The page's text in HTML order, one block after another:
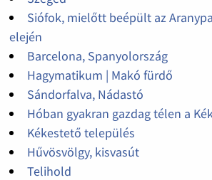
Siófok, mielőtt beépült az
elején
Barcelona, Spanyolország
Hagymatikum | Makó fürdő
Sándorfalva, Nádastó
Hóban gyakran gazdag télen a
Kékestető település
Hűvösvölgy, kisvasút
Telihold